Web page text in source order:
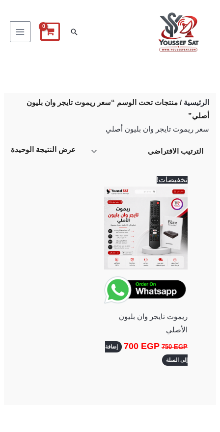
البحث
الرئيسية / منتجات تحت الوسم “سعر ريموت تايجر وان بليون
أصلي”
سعر ريموت تايجر وان بليون أصلي
عرض النتيجة الوحيدة
تخفيضات!
ريموت تايجر وان بليون
الأصلي
750EGP
السعر
الأصلي
هو:
750 EGP.
700 EGP
هو:
700 EGP.
إضافة
إلى السلة